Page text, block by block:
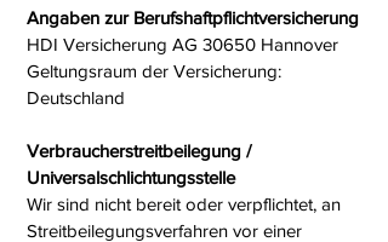
Angaben zur Berufshaftpflichtversicherung
HDI Versicherung AG 30650 Hannover
Geltungsraum der Versicherung:
Deutschland
Verbraucherstreitbeilegung /
Universalschlichtungsstelle
Wir sind nicht bereit oder verpflichtet, an
Streitbeilegungsverfahren vor einer